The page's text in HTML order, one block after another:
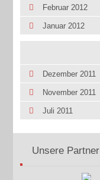
Februar 2012
Januar 2012
Dezember 2011
November 2011
Juli 2011
Unsere Partner